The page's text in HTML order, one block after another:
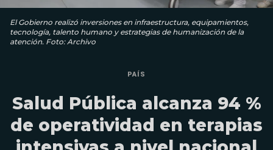
El Gobierno realizó inversiones en infraestructura, equipamientos,
tecnología, talento humano y estrategias de humanización de la
atención. Foto: Archivo
PAÍS
Salud Pública alcanza 94 %
de operatividad en terapias